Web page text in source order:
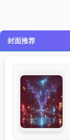
封面推荐